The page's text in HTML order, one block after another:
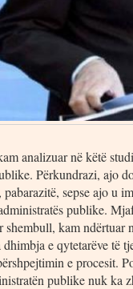
analizuar në këtë
Përkundrazi, ajo
pabarazitë, sepse ajo u
publike.
shembull, kam ndërtuar
e qytetarëve të
e procesit.
publike nuk ka